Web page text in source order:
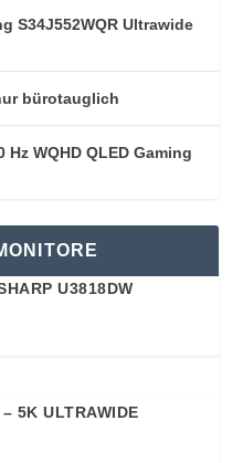
S34J552WQR Ultrawide
bürotauglich
WQHD QLED Gaming
U3818DW
5K ULTRAWIDE